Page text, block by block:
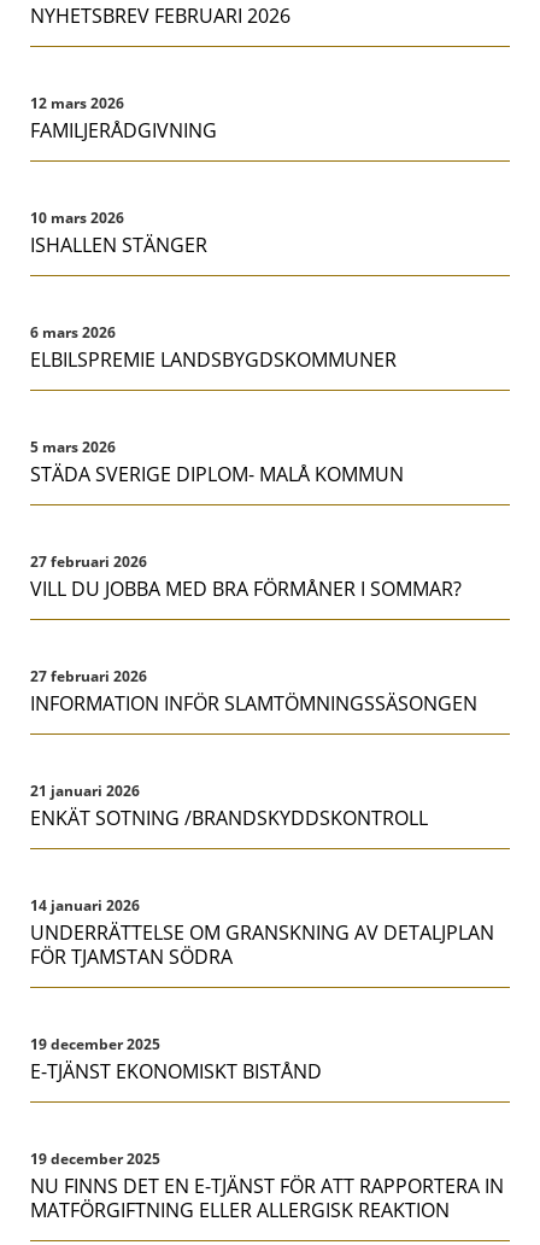
NYHETSBREV FEBRUARI 2026
12 mars 2026
FAMILJERÅDGIVNING
10 mars 2026
ISHALLEN STÄNGER
6 mars 2026
ELBILSPREMIE LANDSBYGDSKOMMUNER
5 mars 2026
STÄDA SVERIGE DIPLOM- MALÅ KOMMUN
27 februari 2026
VILL DU JOBBA MED BRA FÖRMÅNER I SOMMAR?
27 februari 2026
INFORMATION INFÖR SLAMTÖMNINGSSÄSONGEN
21 januari 2026
ENKÄT SOTNING /BRANDSKYDDSKONTROLL
14 januari 2026
UNDERRÄTTELSE OM GRANSKNING AV DETALJPLAN
FÖR TJAMSTAN SÖDRA
19 december 2025
E-TJÄNST EKONOMISKT BISTÅND
19 december 2025
NU FINNS DET EN E-TJÄNST FÖR ATT RAPPORTERA IN
MATFÖRGIFTNING ELLER ALLERGISK REAKTION